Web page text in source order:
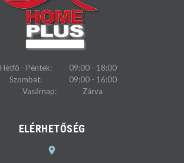
Hétfő - Péntek:
09:00 - 18:00
Szombat:
09:00 - 16:00
Vasárnap:
Zárva
ELÉRHETŐSÉG